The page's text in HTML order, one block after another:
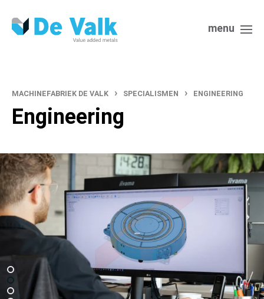
menu
MACHINEFABRIEK DE VALK › SPECIALISMEN › ENGINEERING
Engineering